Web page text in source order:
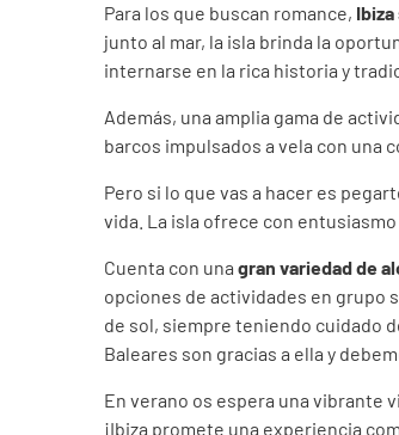
Para los que buscan romance,
junto al mar, la isla brinda la
internarse en la rica historia y
Además, una amplia gama de
barcos impulsados a vela con una
Pero si lo que vas a hacer es
vida. La isla ofrece con
Cuenta con una gran variedad de
opciones de actividades en grupo
de sol, siempre teniendo cuidado
Baleares son gracias a ella y
En verano os espera una vibrante
¡Ibiza promete una experiencia